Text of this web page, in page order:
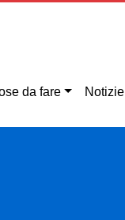
da fare Notizie